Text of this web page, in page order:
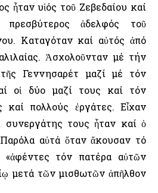
ἦταν υἱός τοῦ Ζεβεδαίου καί
ἀδελφός τοῦ
Καταγόταν καί αὐτός ἀπό
Ἀσχολοῦνταν μέ τήν
Γεννησαρέτ μαζί μέ τόν
οἱ δύο μαζί τους καί τόν
πολλούς ἐργάτες. Εἶχαν
συνεργάτης τους ἦταν καί ὁ
αὐτά ὅταν ἄκουσαν τό
τόν πατέρα αὐτῶν
μετά τῶν μισθωτῶν ἀπῆλθον